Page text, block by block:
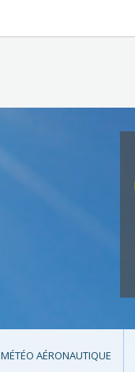
MÉTÉO AÉRONAUTIQUE